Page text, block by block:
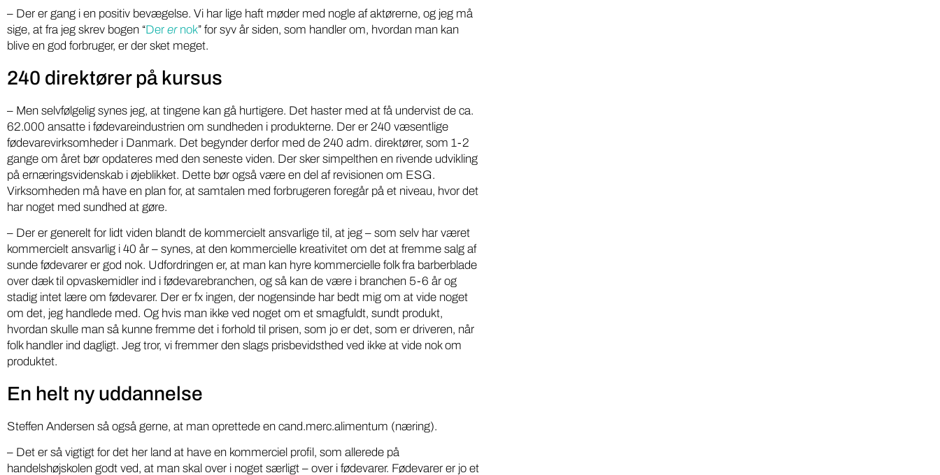
– Der er gang i en positiv bevægelse. Vi har lige haft møder med nogle af aktørerne, og jeg må
sige, at fra jeg skrev bogen “Der ernok” for syv år siden, som handler om, hvordan man kan
blive en god forbruger, er der sket meget.
240 direktører på kursus
– Men selvfølgelig synes jeg, at tingene kan gå hurtigere. Det haster med at få undervist de ca.
62.000 ansatte i fødevareindustrien om sundheden i produkterne. Der er 240 væsentlige
fødevarevirksomheder i Danmark. Det begynder derfor med de 240 adm. direktører, som 1-2
gange om året bør opdateres med den seneste viden. Der sker simpelthen en rivende udvikling
på ernæringsvidenskab i øjeblikket. Dette bør også være en del af revisionen om ESG.
Virksomheden må have en plan for, at samtalen med forbrugeren foregår på et niveau, hvor det
har noget med sundhed at gøre.
– Der er generelt for lidt viden blandt de kommercielt ansvarlige til, at jeg – som selv har været
kommercielt ansvarlig i 40 år – synes, at den kommercielle kreativitet om det at fremme salg af
sunde fødevarer er god nok. Udfordringen er, at man kan hyre kommercielle folk fra barberblade
over dæk til opvaskemidler ind i fødevarebranchen, og så kan de være i branchen 5-6 år og
stadig intet lære om fødevarer. Der er fx ingen, der nogensinde har bedt mig om at vide noget
om det, jeg handlede med. Og hvis man ikke ved noget om et smagfuldt, sundt produkt,
hvordan skulle man så kunne fremme det i forhold til prisen, som jo er det, som er driveren, når
folk handler ind dagligt. Jeg tror, vi fremmer den slags prisbevidsthed ved ikke at vide nok om
produktet.
En helt ny uddannelse
Steffen Andersen så også gerne, at man oprettede en cand.merc.alimentum (næring).
– Det er så vigtigt for det her land at have en kommerciel profil, som allerede på
handelshøjskolen godt ved, at man skal over i noget særligt – over i fødevarer. Fødevarer er jo et